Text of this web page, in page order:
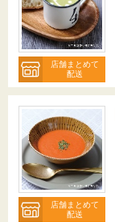
店舗まとめて
配送
店舗まとめて
配送